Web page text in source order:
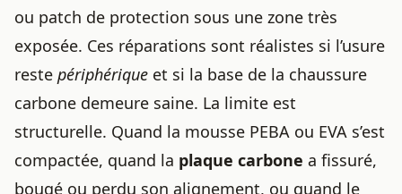
ou patch de protection sous une zone très
exposée. Ces réparations sont réalistes si l’usure
reste périphérique et si la base de la chaussure
carbone demeure saine. La limite est
structurelle. Quand la mousse PEBA ou EVA s’est
compactée, quand la plaque carbone a fissuré,
bougé ou perdu son alignement, ou quand le